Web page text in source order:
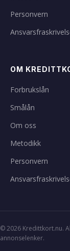
Personvern
OM
Forbrukslån
Smålån
Om oss
Metodikk
Personvern
© 2026 Kredittkort.nu.
annonselenker.